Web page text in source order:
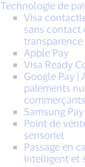
Technologie de
Visa
sans contact
transparence
Apple Pay
Visa Ready
Google Pay |
paiements
commerçants
Samsung
Point de
sensoriel
Passage en
intelligent et